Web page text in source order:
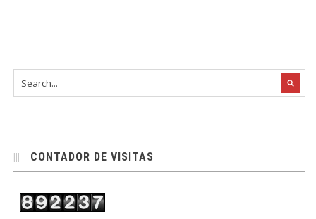
CONTADOR DE VISITAS